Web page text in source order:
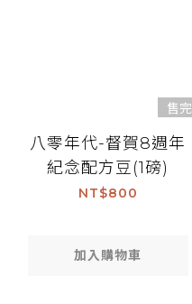
售完
八零年代-督賀8週年
紀念配方豆(1磅)
NT$800
加入購物車